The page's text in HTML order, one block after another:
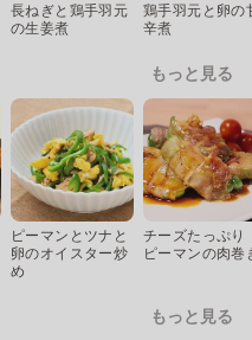
長ねぎと鶏手羽元
の生姜煮
鶏手羽元と卵の
辛煮
もっと見る
ピーマンとツナと
卵のオイスター炒
め
チーズたっぷり
ピーマンの肉巻
もっと見る